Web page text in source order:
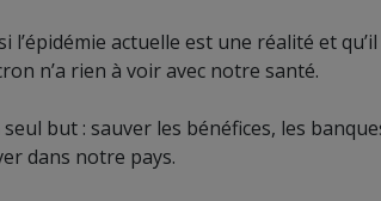
actuelle est une réalité et
n’a rien à voir avec notre santé.
seul but : sauver les bénéfices, les
dans notre pays.